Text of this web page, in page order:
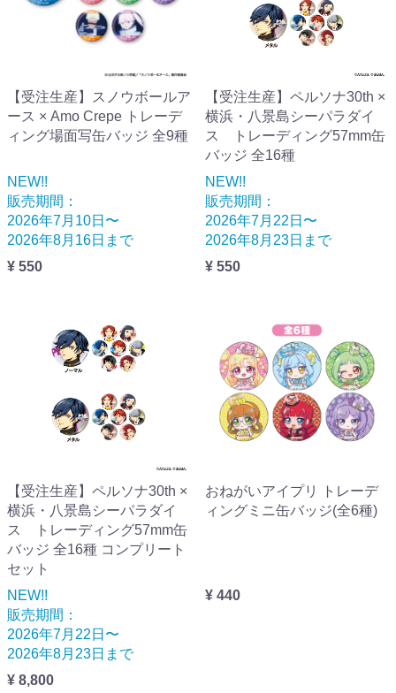
【受注生産】スノウボールア
ース × Amo Crepe トレーデ
ィング場面写缶バッジ 全9種
NEW!!
販売期間：
2026年7月10日〜
2026年8月16日まで
¥ 550
【受注生産】ペルソナ30th ×
横浜・八景島シーパラダイ
ス トレーディング57mm缶
バッジ 全16種
NEW!!
販売期間：
2026年7月22日〜
2026年8月23日まで
¥ 550
【受注生産】ペルソナ30th ×
横浜・八景島シーパラダイ
ス トレーディング57mm缶
バッジ 全16種 コンプリート
セット
NEW!!
販売期間：
2026年7月22日〜
2026年8月23日まで
¥ 8,800
おねがいアイプリ トレーデ
ィングミニ缶バッジ(全6種)
¥ 440